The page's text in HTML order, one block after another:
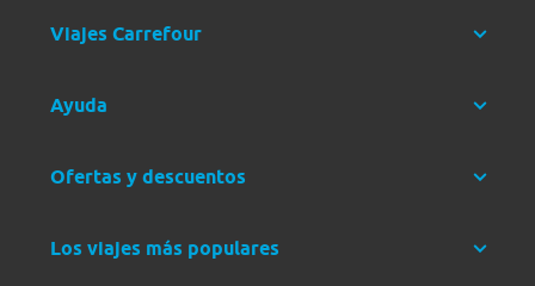
Viajes Carrefour
Ayuda
Ofertas y descuentos
Los viajes más populares